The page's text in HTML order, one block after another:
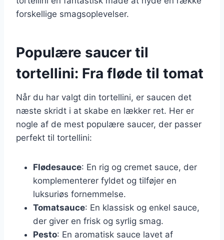
forskellige smagsoplevelser.
Populære saucer til
tortellini: Fra fløde til tomat
Når du har valgt din tortellini, er saucen det
næste skridt i at skabe en lækker ret. Her er
nogle af de mest populære saucer, der passer
perfekt til tortellini:
Flødesauce: En rig og cremet sauce, der
komplementerer fyldet og tilføjer en
luksuriøs fornemmelse.
Tomatsauce: En klassisk og enkel sauce,
der giver en frisk og syrlig smag.
Pesto: En aromatisk sauce lavet af